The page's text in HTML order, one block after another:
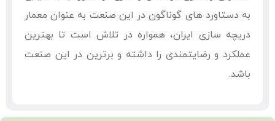
به دستاورد های گوناگون در این صنعت به عنوان معمار
دریچه سازی ایران، همواره در تلاش است تا بهترین
عملکرد و رضایتمندی را داشته و برترین در این صنعت
باشد.